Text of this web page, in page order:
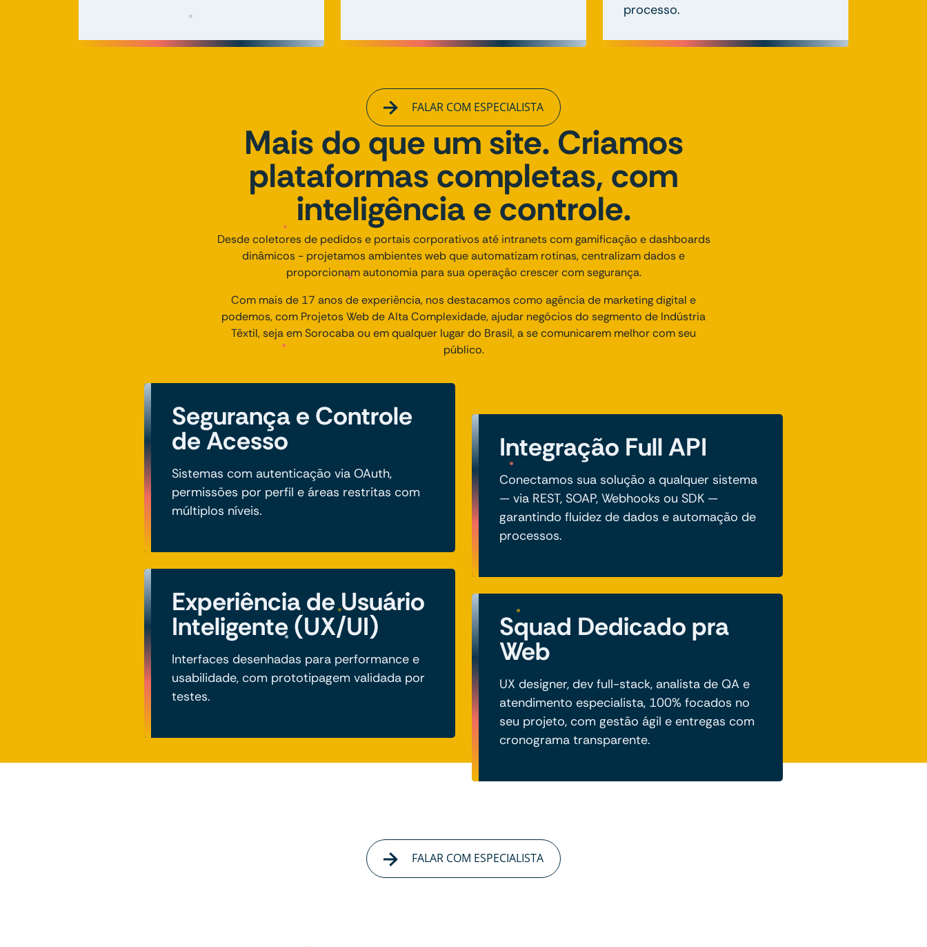
processo.
FALAR COM ESPECIALISTA
Mais do que um site. Criamos
plataformas completas, com
inteligência e controle.
Desde coletores de pedidos e portais corporativos até intranets com gamificação e dashboards
dinâmicos - projetamos ambientes web que automatizam rotinas, centralizam dados e
proporcionam autonomia para sua operação crescer com segurança.
Com mais de 17 anos de experiência, nos destacamos como agência de marketing digital e
podemos, com Projetos Web de Alta Complexidade, ajudar negócios do segmento de Indústria
Têxtil, seja em Sorocaba ou em qualquer lugar do Brasil, a se comunicarem melhor com seu
público.
Segurança e Controle
de Acesso
Sistemas com autenticação via OAuth,
permissões por perfil e áreas restritas com
múltiplos níveis.
Experiência de Usuário
Inteligente (UX/UI)
Interfaces desenhadas para performance e
usabilidade, com prototipagem validada por
testes.
Integração Full API
Conectamos sua solução a qualquer sistema
— via REST, SOAP, Webhooks ou SDK —
garantindo fluidez de dados e automação de
processos.
Squad Dedicado pra
Web
UX designer, dev full-stack, analista de QA e
atendimento especialista, 100% focados no
seu projeto, com gestão ágil e entregas com
cronograma transparente.
FALAR COM ESPECIALISTA